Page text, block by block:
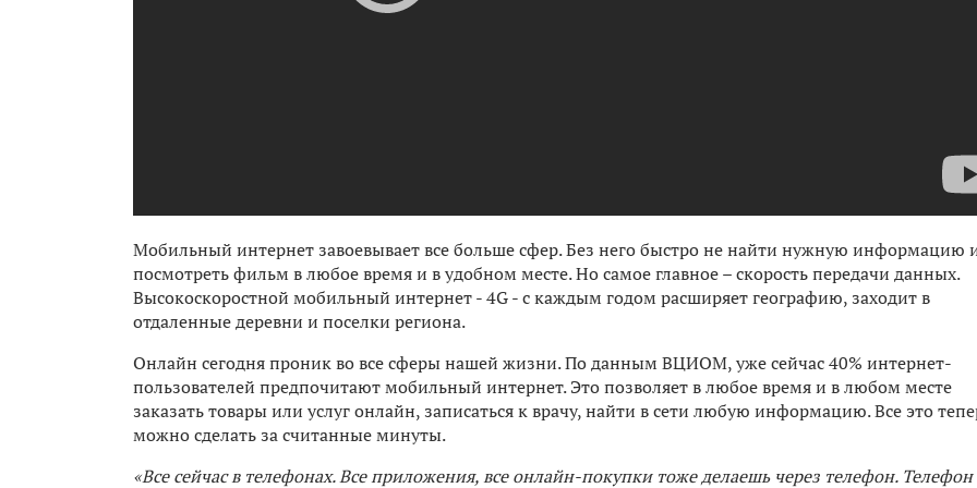
Мобильный интернет завоевывает все больше сфер. Без него быстро не найти нужную информацию
посмотреть фильм в любое время и в удобном месте. Но самое главное – скорость передачи данных.
Высокоскоростной мобильный интернет - 4G - с каждым годом расширяет географию, заходит в
отдаленные деревни и поселки региона.
Онлайн сегодня проник во все сферы нашей жизни. По данным ВЦИОМ, уже сейчас 40% интернет-
пользователей предпочитают мобильный интернет. Это позволяет в любое время и в любом месте
заказать товары или услуг онлайн, записаться к врачу, найти в сети любую информацию. Все это
можно сделать за считанные минуты.
«Все сейчас в телефонах. Все приложения, все онлайн-покупки тоже делаешь через телефон. Телефон